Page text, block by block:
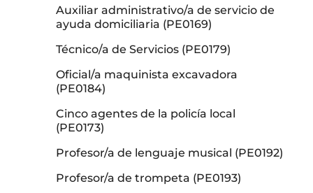
Auxiliar administrativo/a de servicio de
ayuda domiciliaria (PE0169)
Técnico/a de Servicios (PE0179)
Oficial/a maquinista excavadora
(PE0184)
Cinco agentes de la policía local
(PE0173)
Profesor/a de lenguaje musical (PE0192)
Profesor/a de trompeta (PE0193)